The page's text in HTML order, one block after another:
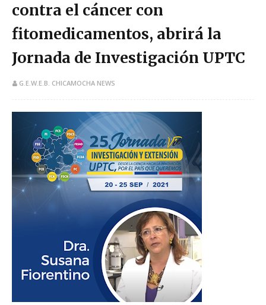
contra el cáncer con
fitomedicamentos, abrirá la
Jornada de Investigación UPTC
G.E.W.E.B. CHICAMOCHA NEWS